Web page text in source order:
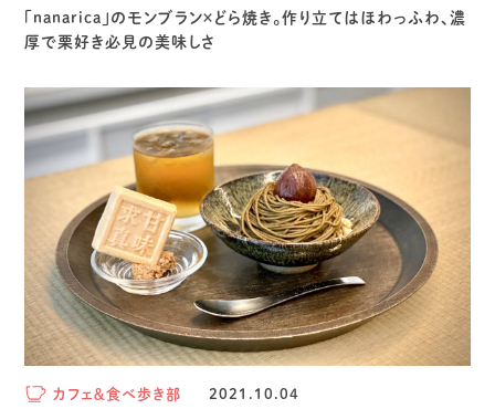
「nanarica」のモンブラン×どら焼き。作り立てはほわっふわ、濃
厚で栗好き必見の美味しさ
カフェ＆食べ歩き部 2021.10.04